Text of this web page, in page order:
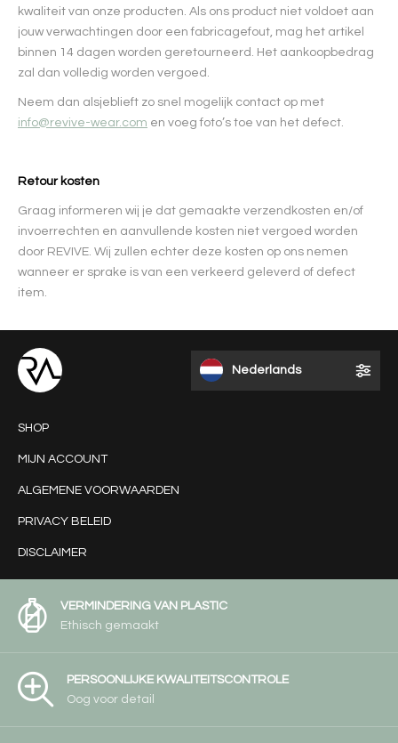
kwaliteit van onze producten. Als ons product niet voldoet aan
jouw verwachtingen door een fabricagefout, mag het artikel
binnen 14 dagen worden geretourneerd. Het aankoopbedrag
zal dan volledig worden vergoed.
Neem dan alsjeblieft zo snel mogelijk contact op met
info@revive-wear.com en voeg foto’s toe van het defect.
Retour kosten
Graag informeren wij je dat gemaakte verzendkosten en/of
invoerrechten en aanvullende kosten niet vergoed worden
door REVIVE. Wij zullen echter deze kosten op ons nemen
wanneer er sprake is van een verkeerd geleverd of defect
item.
Nederlands
SHOP
MIJN ACCOUNT
ALGEMENE VOORWAARDEN
PRIVACY BELEID
DISCLAIMER
VERMINDERING VAN PLASTIC
Ethisch gemaakt
PERSOONLIJKE KWALITEITSCONTROLE
Oog voor detail